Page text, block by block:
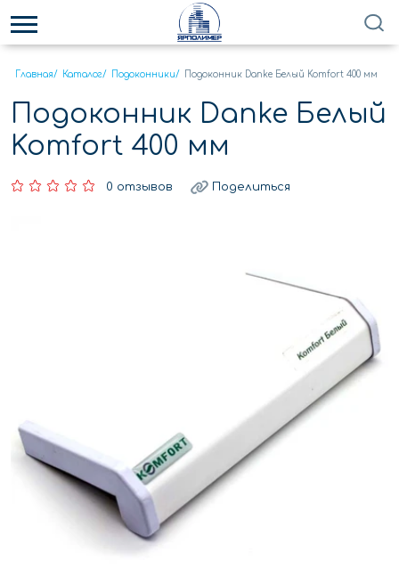
Главная/ Каталог/ Подоконники/ Подоконник Danke Белый Komfort 400 мм
Подоконник Danke Белый
Komfort 400 мм
0 отзывов Поделиться